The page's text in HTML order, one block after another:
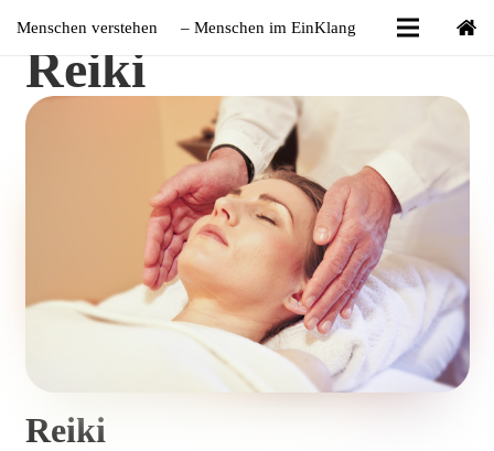
Menschen verstehen – Menschen im EinKlang
Reiki
Reiki